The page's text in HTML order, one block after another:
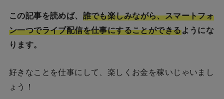
この記事を読めば、 誰でも楽しみながら、スマートフォ
ン一つでライブ配信を仕事にすることができるようにな
ります。
好きなことを仕事にして、楽しくお金を稼いじゃいまし
ょう！